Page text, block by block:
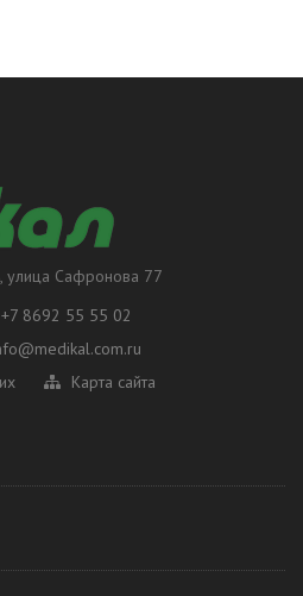
, улица Сафронова 77
+7 8692 55 55 02
Карта сайта